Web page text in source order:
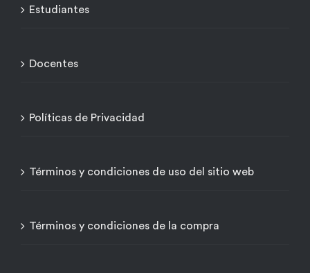
Estudiantes
Docentes
Políticas de Privacidad
Términos y condiciones de uso del sitio web
Términos y condiciones de la compra